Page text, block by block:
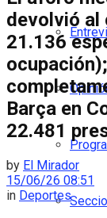
devolvió al
21.136
Barça en
22.481
by El Mirador
15/06/26 08:51
in Deportes